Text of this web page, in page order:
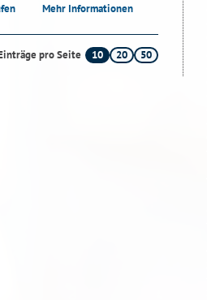
Mehr Informationen
pro Seite 10 20 50